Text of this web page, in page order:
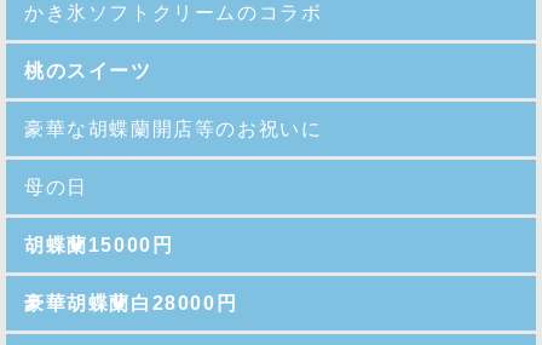
かき氷ソフトクリームのコラボ
桃のスイーツ
豪華な胡蝶蘭開店等のお祝いに
母の日
胡蝶蘭15000円
豪華胡蝶蘭白28000円